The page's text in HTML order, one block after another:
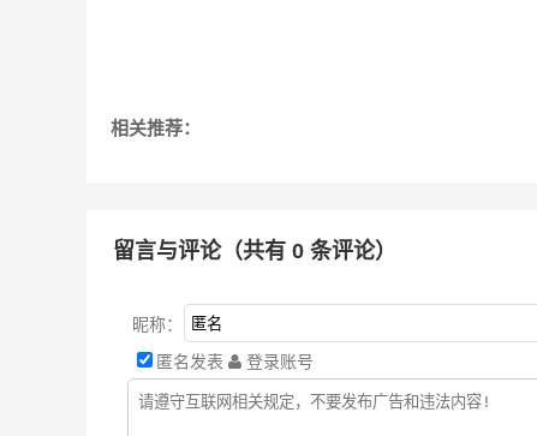
相关推荐：
留言与评论（共有 0 条评论）
昵称：
匿名发表
登录账号